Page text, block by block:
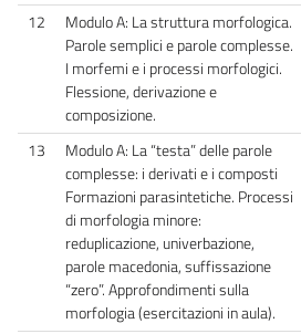
12
Modulo A: La struttura morfologica.
Parole semplici e parole complesse.
I morfemi e i processi morfologici.
Flessione, derivazione e
composizione.
13
Modulo A: La “testa” delle parole
complesse: i derivati e i composti
Formazioni parasintetiche. Processi
di morfologia minore:
reduplicazione, univerbazione,
parole macedonia, suffissazione
“zero”. Approfondimenti sulla
morfologia (esercitazioni in aula).